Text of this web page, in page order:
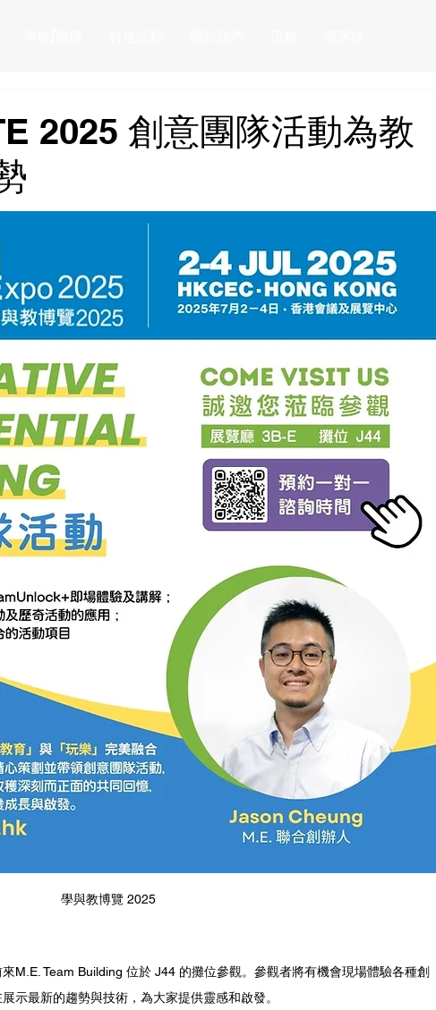
2025 創意團隊活動為教
學與教博覽 2025
M.E. Team Building 位於 J44 的攤位參觀。參觀者將有機會現場體驗各種創
示最新的趨勢與技術，為大家提供靈感和啟發。